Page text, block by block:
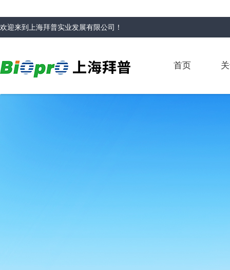
欢迎来到 上海拜普实业发展有限公司 ！
首页